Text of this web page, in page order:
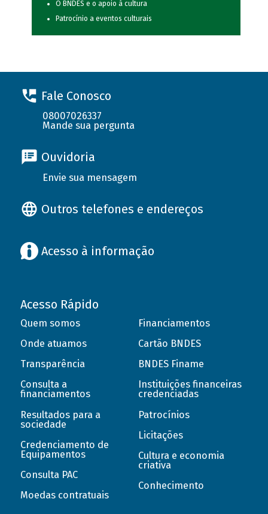
O BNDES e o apoio à cultura
Patrocínio a eventos culturais
Fale Conosco
08007026337
Mande sua pergunta
Ouvidoria
Envie sua mensagem
Outros telefones e endereços
Acesso à informação
Acesso Rápido
Quem somos
Onde atuamos
Transparência
Consulta a
financiamentos
Resultados para a
sociedade
Credenciamento de
Equipamentos
Consulta PAC
Moedas contratuais
Financiamentos
Cartão BNDES
BNDES Finame
Instituições financeiras
credenciadas
Patrocínios
Licitações
Cultura e economia
criativa
Conhecimento